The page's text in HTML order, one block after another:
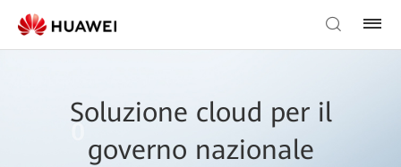
Soluzione cloud per il
governo nazionale